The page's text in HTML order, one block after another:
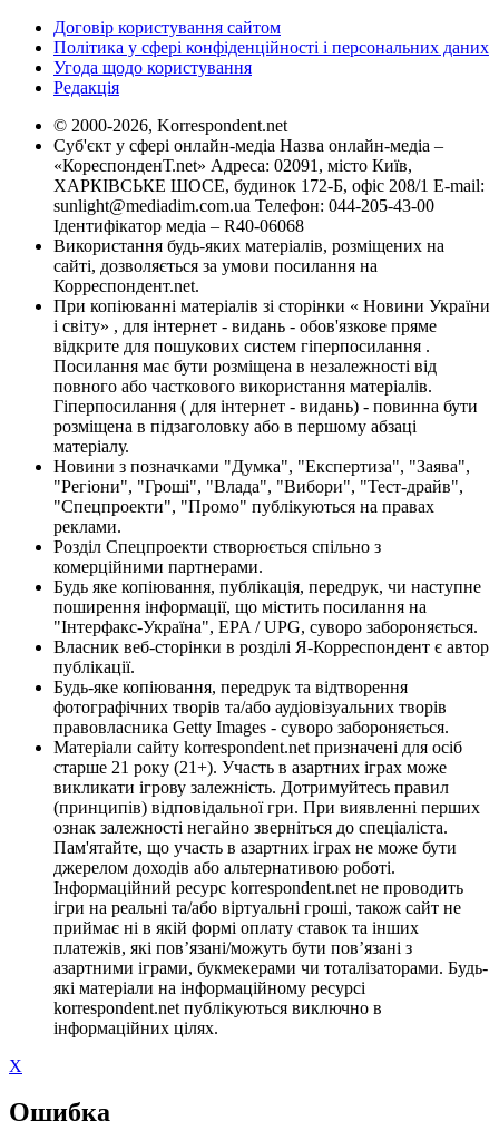
Договір користування сайтом
Політика у сфері конфіденційності і персональних даних
Угода щодо користування
Редакція
© 2000-2026, Korrespondent.net
Суб'єкт у сфері онлайн-медіа Назва онлайн-медіа –
«КореспонденТ.net» Адреса: 02091, місто Київ,
ХАРКІВСЬКЕ ШОСЕ, будинок 172-Б, офіс 208/1 E-mail:
sunlight@mediadim.com.ua Телефон: 044-205-43-00
Ідентифікатор медіа – R40-06068
Використання будь-яких матеріалів, розміщених на
сайті, дозволяється за умови посилання на
Корреспондент.net.
При копіюванні матеріалів зі сторінки « Новини України
і світу» , для інтернет - видань - обов'язкове пряме
відкрите для пошукових систем гіперпосилання .
Посилання має бути розміщена в незалежності від
повного або часткового використання матеріалів.
Гіперпосилання ( для інтернет - видань) - повинна бути
розміщена в підзаголовку або в першому абзаці
матеріалу.
Новини з позначками "Думка", "Експертиза", "Заява",
"Регіони", "Гроші", "Влада", "Вибори", "Тест-драйв",
"Спецпроекти", "Промо" публікуються на правах
реклами.
Розділ Спецпроекти створюється спільно з
комерційними партнерами.
Будь яке копіювання, публікація, передрук, чи наступне
поширення інформації, що містить посилання на
"Інтерфакс-Україна", EPA / UPG, суворо забороняється.
Власник веб-сторінки в розділі Я-Корреспондент є автор
публікації.
Будь-яке копіювання, передрук та відтворення
фотографічних творів та/або аудіовізуальних творів
правовласника Getty Images - суворо забороняється.
Матеріали сайту korrespondent.net призначені для осіб
старше 21 року (21+). Участь в азартних іграх може
викликати ігрову залежність. Дотримуйтесь правил
(принципів) відповідальної гри. При виявленні перших
ознак залежності негайно зверніться до спеціаліста.
Пам'ятайте, що участь в азартних іграх не може бути
джерелом доходів або альтернативою роботі.
Інформаційний ресурс korrespondent.net не проводить
ігри на реальні та/або віртуальні гроші, також сайт не
приймає ні в якій формі оплату ставок та інших
платежів, які пов’язані/можуть бути пов’язані з
азартними іграми, букмекерами чи тоталізаторами. Будь-
які матеріали на інформаційному ресурсі
korrespondent.net публікуються виключно в
інформаційних цілях.
X
Ошибка